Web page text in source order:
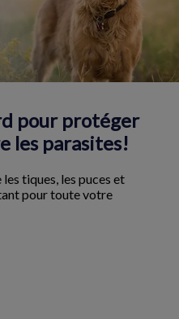
pour protéger
les parasites!
tiques, les puces et
pour toute votre